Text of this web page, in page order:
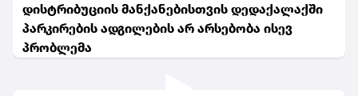
დისტრიბუციის მანქანებისთვის დედაქალაქში
პარკირების ადგილების არ არსებობა ისევ
პრობლემა